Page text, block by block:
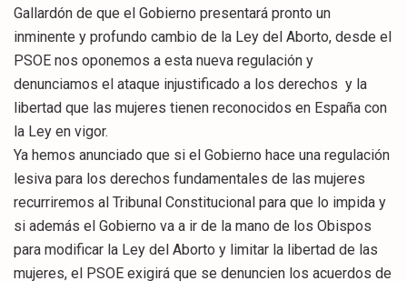
Gallardón de que el Gobierno presentará pronto un
inminente y profundo cambio de la Ley del Aborto, desde el
PSOE nos oponemos a esta nueva regulación y
denunciamos el ataque injustificado a los derechos y la
libertad que las mujeres tienen reconocidos en España con
la Ley en vigor.
Ya hemos anunciado que si el Gobierno hace una regulación
lesiva para los derechos fundamentales de las mujeres
recurriremos al Tribunal Constitucional para que lo impida y
si además el Gobierno va a ir de la mano de los Obispos
para modificar la Ley del Aborto y limitar la libertad de las
mujeres, el PSOE exigirá que se denuncien los acuerdos de